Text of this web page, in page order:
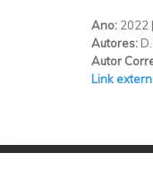
Ano: 2022 |
Autores:
Autor
Link